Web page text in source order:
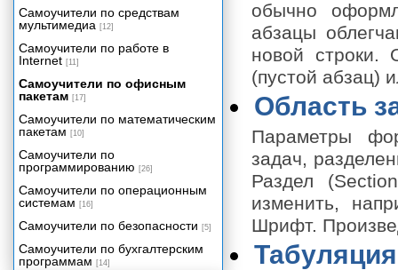
обычно
абзацы
новой строки.
(пустой абзац)
Область
Параметры
задач,
Раздел
изменить,
Шрифт.
Табуляция
Excel
Форматирование и защита листа
Excel 2003
Выполнение расчетов по
формулам в Excel 2003
Построение диаграмм, создание
рисунка на листе Excel
Анализ данных в Excel 2003
Печать документа и настройка
Excel 2003
Знакомимся с Outlook 2003
Папки Outlook и их назначение
PowerPoint 2003 – средство для
создания и демонстрации
презентаций
Самоучители по средствам
мультимедиа [12]
Самоучители по работе в
Internet [11]
Самоучители по офисным
пакетам [17]
Самоучители по математическим
пакетам [10]
Самоучители по
программированию [26]
Самоучители по операционным
системам [16]
Самоучители по безопасности [5]
Самоучители по бухгалтерским
программам [14]